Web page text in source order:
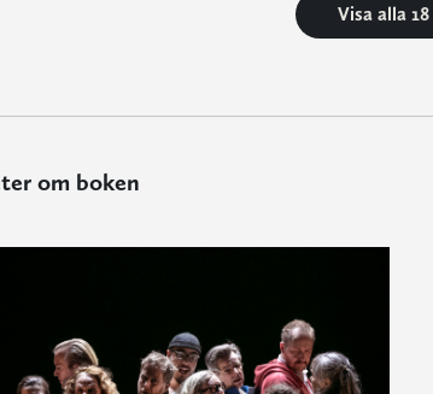
Visa alla
om boken